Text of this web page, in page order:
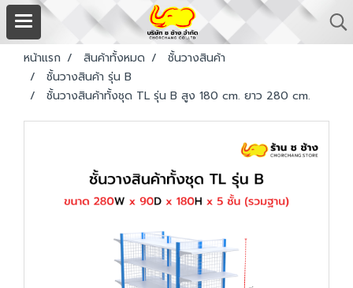
หน้าแรก สินค้าทั้งหมด
ชั้นวางสินค้า
ชั้นวางสินค้า รุ่น B
ชั้นวางสินค้าทั้งชุด TL รุ่น B สูง 180 cm. ยาว 280 cm.